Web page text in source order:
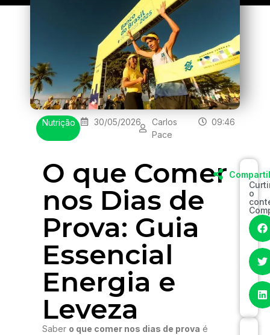
Nutrição 30/05/2026
Carlos
Pace
09:46
O que Comer
nos Dias de
Prova: Guia
Essencial
Energia e
Leveza
Saber o que comer nos dias de prova é
o